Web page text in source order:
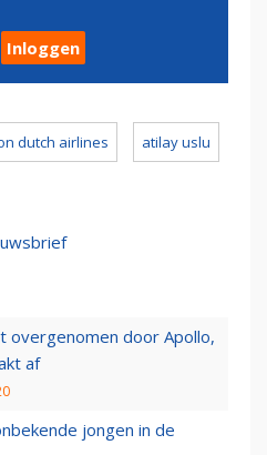
Inloggen
dutch airlines atilay uslu
overgenomen door Apollo,
af
jongen in de